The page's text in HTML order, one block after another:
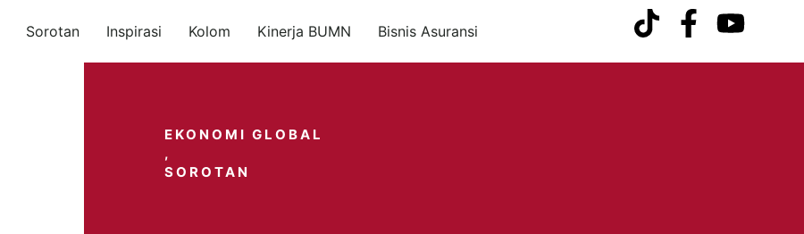
Sorotan Inspirasi Kolom Kinerja BUMN Bisnis Asuransi
EKONOMI GLOBAL
,
SOROTAN